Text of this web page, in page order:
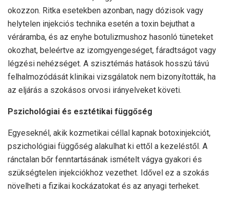
okozzon. Ritka esetekben azonban, nagy dózisok vagy
helytelen injekciós technika esetén a toxin bejuthat a
véráramba, és az enyhe botulizmushoz hasonló tüneteket
okozhat, beleértve az izomgyengeséget, fáradtságot vagy
légzési nehézséget. A szisztémás hatások hosszú távú
felhalmozódását klinikai vizsgálatok nem bizonyították, ha
az eljárás a szokásos orvosi irányelveket követi.
Pszichológiai és esztétikai függőség
Egyeseknél, akik kozmetikai céllal kapnak botoxinjekciót,
pszichológiai függőség alakulhat ki ettől a kezeléstől. A
ránctalan bőr fenntartásának ismételt vágya gyakori és
szükségtelen injekciókhoz vezethet. Idővel ez a szokás
növelheti a fizikai kockázatokat és az anyagi terheket.